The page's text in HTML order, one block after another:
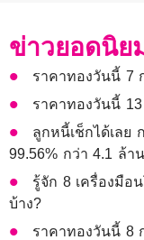
ข่าวยอดนิย
ราคาทองวันนี้ 7
ราคาทองวันนี้
ลูกหนี้เช็กได้เลย
99.56% กว่า 4.1 ล้า
รู้จัก 8 เครื่องมือ
บ้าง?
ราคาทองวันนี้ 8